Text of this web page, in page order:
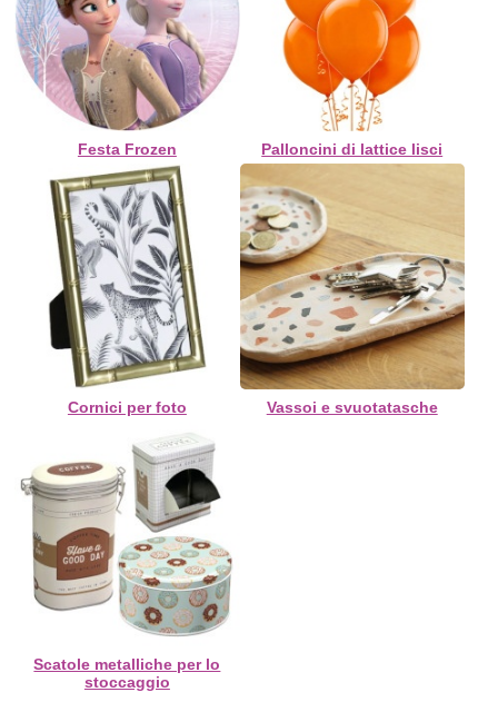
Festa Frozen Palloncini di lattice lisci
Cornici per foto Vassoi e svuotatasche
Scatole metalliche per lo
stoccaggio